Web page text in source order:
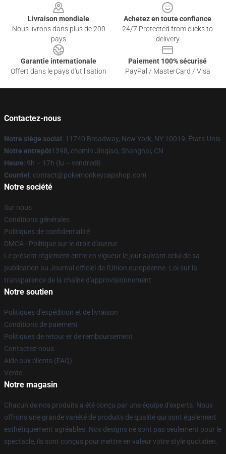
Livraison mondiale
Nous livrons dans plus de 200
pays
Achetez en toute confiance
24/7 Protected from clicks to
delivery
Garantie internationale
Offert dans le pays d'utilisation
Paiement 100% sécurisé
PayPal / MasterCard / Visa
Contactez-nous
Notre siège social : 11740 Broadway, New York, NY 10019, États-Unis
Notre entrepôt1398, chemin Jinqiao, Shanghai, CN
Heure: 9h – 17h (lu – vendredi)
Courriel : contact@pokemonkeycapshop.com
Notre société
Sur nous
Conditions générales
Politiques de confidentialité
DMCA - Politique sur le droit d'auteur
Le présent règlement entre en vigueur le jour suivant celui de sa
publication au Journal officiel de l'Union européenne. Loi sur la
transparence de la chaîne d'approvisionnement
Notre soutien
Politiques d'expédition et de livraison
Conditions de paiement
Politiques de retour et de remboursement
Contactez-nous
Aide aux clients (FAQ)
Vente
Notre magasin
Chacun de nos produits a été conçu par une équipe d'experts. Nous
offrons une grande variété de produits de qualité qui sont également
esthétiquement agréables. Nos designs ne sont pas seulement pour le
spectacle, ils sont conçus pour mettre en valeur votre style quotidien.